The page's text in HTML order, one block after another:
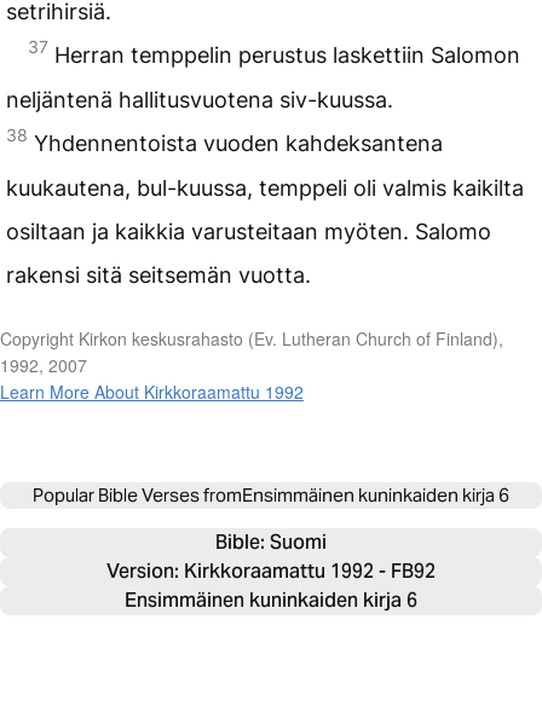
setrihirsiä.
37 Herran temppelin perustus laskettiin Salomon
neljäntenä hallitusvuotena siv-kuussa.
38 Yhdennentoista vuoden kahdeksantena
kuukautena, bul-kuussa, temppeli oli valmis kaikilta
osiltaan ja kaikkia varusteitaan myöten. Salomo
rakensi sitä seitsemän vuotta.
Copyright Kirkon keskusrahasto (Ev. Lutheran Church of Finland),
1992, 2007
Learn More About Kirkkoraamattu 1992
Popular Bible Verses fromEnsimmäinen kuninkaiden kirja 6
Bible: Suomi
Version: Kirkkoraamattu 1992 - FB92
Ensimmäinen kuninkaiden kirja 6